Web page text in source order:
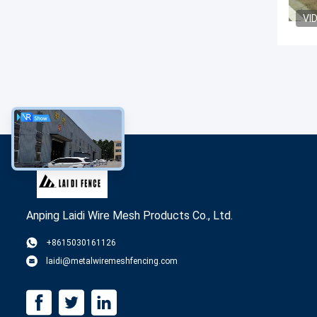
Anping Laidi Wire Mesh Products Co., Ltd.
+8615030161126
laidi@metalwiremeshfencing.com